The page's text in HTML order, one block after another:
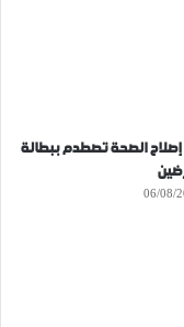
الصحة تصطدم ببطالة
06/08/